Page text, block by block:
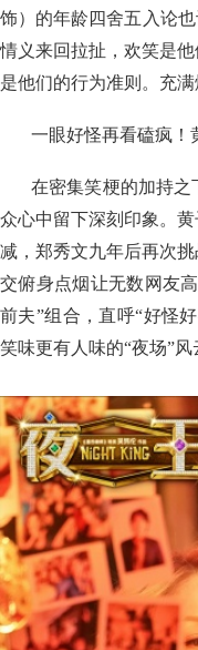
饰）的年龄四舍五入论
情义来回拉扯，欢笑是
是他们的行为准则。充
一眼好怪再看磕疯！
在密集笑梗的加持
众心中留下深刻印象。
减，郑秀文九年后再次
交俯身点烟让无数网友
前夫”组合，直呼“好怪
笑味更有人味的“夜场”风